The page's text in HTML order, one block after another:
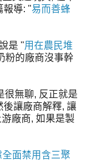
報導: "易而善蜂
是 "用在農民堆
粉的廠商沒事幹
很無聊, 反正就是
後讓廠商解釋, 讓
廠商, 如果是製
面禁用含三聚